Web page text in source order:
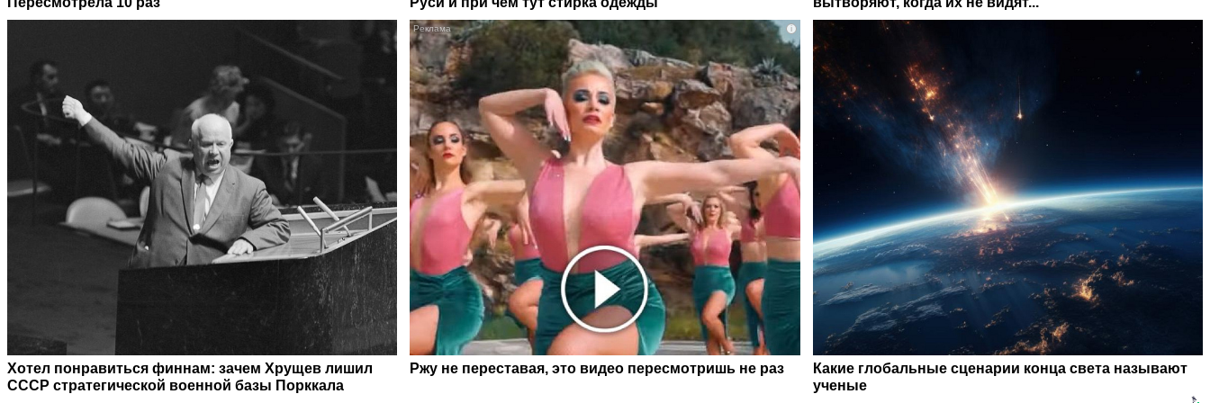
Хотел понравиться финнам: зачем Хрущев лишил
СССР стратегической военной базы Порккала
i
Ржу не переставая, это видео пересмотришь не раз
Какие глобальные сценарии конца света называют
ученые